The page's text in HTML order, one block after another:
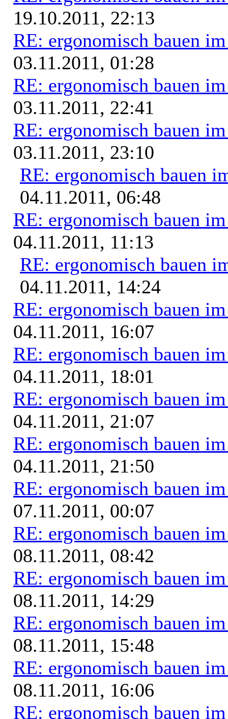
19.10.2011, 22:13
RE: ergonomisch bauen
03.11.2011, 01:28
RE: ergonomisch bauen
03.11.2011, 22:41
RE: ergonomisch bauen
03.11.2011, 23:10
RE: ergonomisch bauen
04.11.2011, 06:48
RE: ergonomisch bauen
04.11.2011, 11:13
RE: ergonomisch bauen
04.11.2011, 14:24
RE: ergonomisch bauen
04.11.2011, 16:07
RE: ergonomisch bauen
04.11.2011, 18:01
RE: ergonomisch bauen
04.11.2011, 21:07
RE: ergonomisch bauen
04.11.2011, 21:50
RE: ergonomisch bauen
07.11.2011, 00:07
RE: ergonomisch bauen
08.11.2011, 08:42
RE: ergonomisch bauen
08.11.2011, 14:29
RE: ergonomisch bauen
08.11.2011, 15:48
RE: ergonomisch bauen
08.11.2011, 16:06
RE: ergonomisch bauen